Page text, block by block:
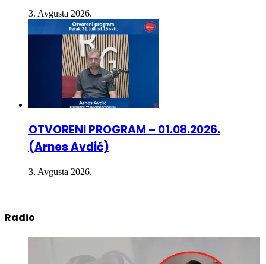
OTVORENI PROGRAM – 01.08.2026.
(Arnes Avdić)
3. Avgusta 2026.